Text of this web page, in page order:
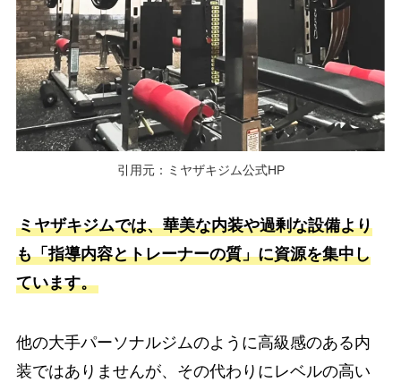
引用元：ミヤザキジム公式HP
ミヤザキジムでは、華美な内装や過剰な設備より
も「指導内容とトレーナーの質」に資源を集中し
ています。
他の大手パーソナルジムのように高級感のある内
装ではありませんが、その代わりにレベルの高い